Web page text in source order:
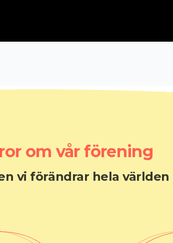
om vår förening
vi förändrar hela